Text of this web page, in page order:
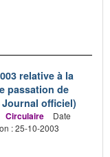
relative à la
passation de
officiel)
Circulaire
Date
: 25-10-2003